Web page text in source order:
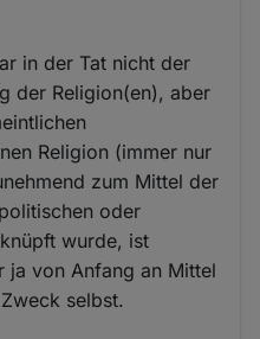
in der Tat nicht der
der Religion(en), aber
Religion (immer nur
zum Mittel der
oder
wurde, ist
ja von Anfang an Mittel
selbst.